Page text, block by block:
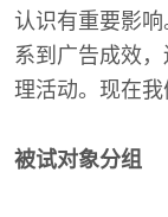
认识有重要影
系到广告成效
理活动。现在我
被试对象分组